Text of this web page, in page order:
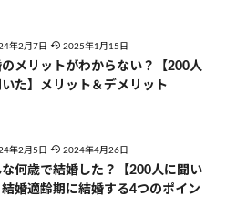
年2月7日 2025年1月15日
メリットがわからない？【200人
いた】メリット＆デメリット
年2月5日 2024年4月26日
な何歳で結婚した？【200人に聞い
結婚適齢期に結婚する4つのポイン